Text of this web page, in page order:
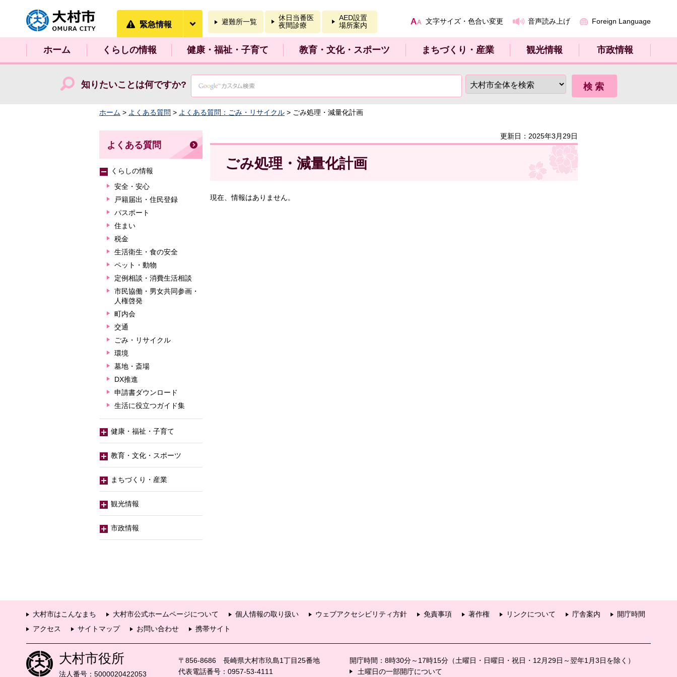
大村市
緊急情報 避難所一覧
休日当番医
夜間診療
AED設置
場所案内
文字サイズ・色合い変更 音声読み上げ Foreign Language
ホーム くらしの情報 健康・福祉・子育て 教育・文化・スポーツ まちづくり・産業 観光情報 市政情報
知りたいことは何ですか?
ホーム > よくある質問 > よくある質問：ごみ・リサイクル > ごみ処理・減量化計画
更新日：2025年3月29日
ごみ処理・減量化計画
現在、情報はありません。
よくある質問
くらしの情報
安全・安心
戸籍届出・住民登録
パスポート
住まい
税金
生活衛生・食の安全
ペット・動物
定例相談・消費生活相談
市民協働・男女共同参画・
人権啓発
町内会
交通
ごみ・リサイクル
環境
墓地・斎場
DX推進
申請書ダウンロード
生活に役立つガイド集
健康・福祉・子育て
教育・文化・スポーツ
まちづくり・産業
観光情報
市政情報
大村市はこんなまち 大村市公式ホームページについて 個人情報の取り扱い ウェブアクセシビリティ方針 免責事項 著作権 リンクについて 庁舎案内
開庁時間
アクセス
サイトマップ お問い合わせ 携帯サイト
大村市役所
法人番号：5000020422053
〒856-8686 長崎県大村市玖島1丁目25番地
代表電話番号：0957-53-4111
開庁時間：8時30分～17時15分（土曜日・日曜日・祝日・12月29日～翌年1月3日を除く）
土曜日の一部開庁について